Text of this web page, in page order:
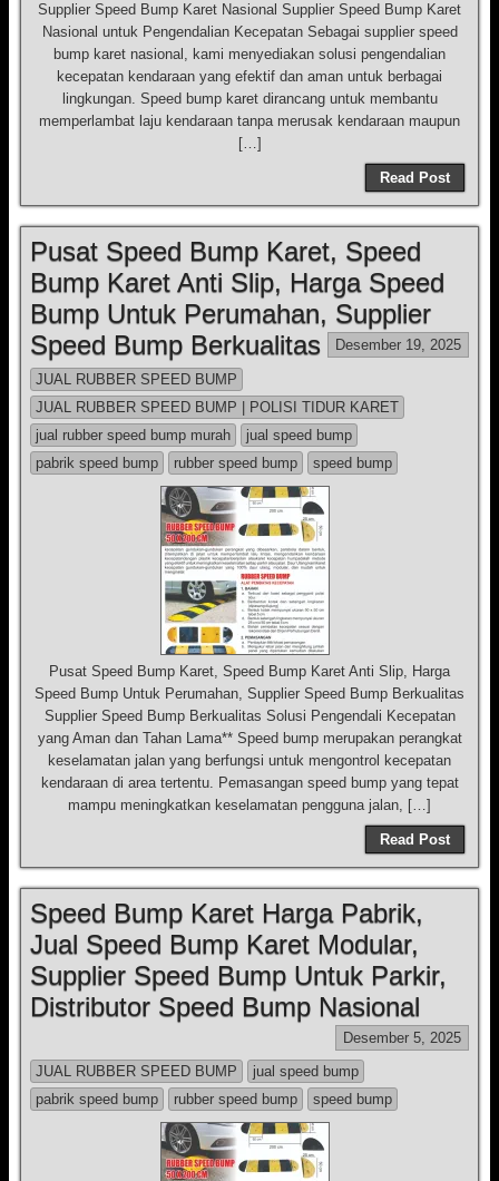
Supplier Speed Bump Karet Nasional Supplier Speed Bump Karet
Nasional untuk Pengendalian Kecepatan Sebagai supplier speed
bump karet nasional, kami menyediakan solusi pengendalian
kecepatan kendaraan yang efektif dan aman untuk berbagai
lingkungan. Speed bump karet dirancang untuk membantu
memperlambat laju kendaraan tanpa merusak kendaraan maupun
[…]
Read Post
Pusat Speed Bump Karet, Speed
Bump Karet Anti Slip, Harga Speed
Bump Untuk Perumahan, Supplier
Speed Bump Berkualitas
Desember 19, 2025
JUAL RUBBER SPEED BUMP
JUAL RUBBER SPEED BUMP | POLISI TIDUR KARET
jual rubber speed bump murah
jual speed bump
pabrik speed bump
rubber speed bump speed bump
Pusat Speed Bump Karet, Speed Bump Karet Anti Slip, Harga
Speed Bump Untuk Perumahan, Supplier Speed Bump Berkualitas
Supplier Speed Bump Berkualitas Solusi Pengendali Kecepatan
yang Aman dan Tahan Lama** Speed bump merupakan perangkat
keselamatan jalan yang berfungsi untuk mengontrol kecepatan
kendaraan di area tertentu. Pemasangan speed bump yang tepat
mampu meningkatkan keselamatan pengguna jalan, […]
Read Post
Speed Bump Karet Harga Pabrik,
Jual Speed Bump Karet Modular,
Supplier Speed Bump Untuk Parkir,
Distributor Speed Bump Nasional
Desember 5, 2025
JUAL RUBBER SPEED BUMP
jual speed bump
pabrik speed bump
rubber speed bump speed bump